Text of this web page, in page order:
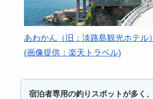
あわかん（旧：淡路島観光ホテル）
(画像提供：楽天トラベル)
宿泊者専用の釣りスポットが多く、